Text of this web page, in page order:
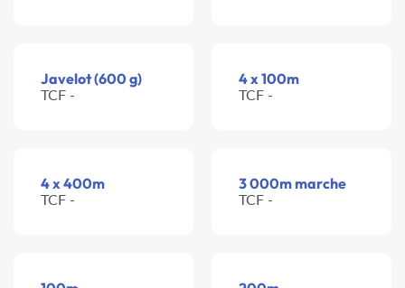
Javelot (600 g)
TCF -
4 x 100m
TCF -
4 x 400m
TCF -
3 000m marche
TCF -